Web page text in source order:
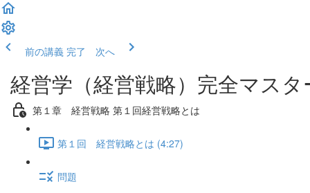
前の講義 完了 次へ
経営学（経営戦略）完全マス
第１章 経営戦略 第１回経営戦略とは
第１回 経営戦略とは (4:27)
問題